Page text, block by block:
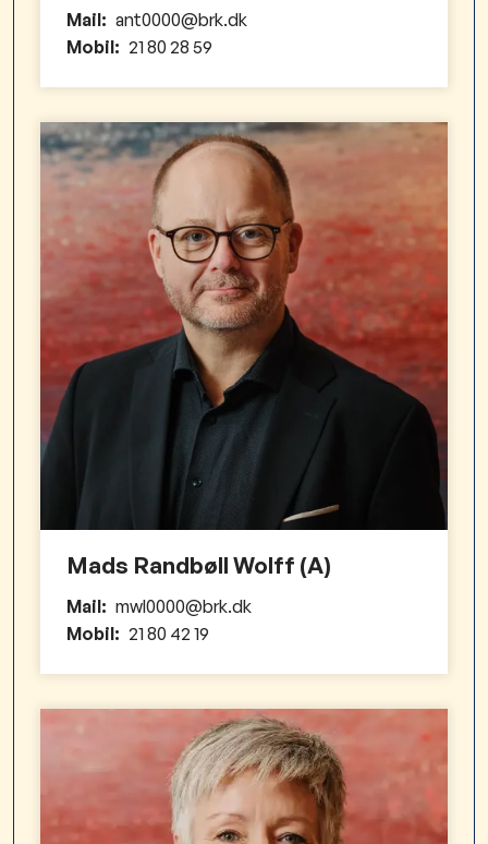
Mail: ant0000@brk.dk
Mobil: 21 80 28 59
Mads Randbøll Wolff (A)
Mail: mwl0000@brk.dk
Mobil: 21 80 42 19